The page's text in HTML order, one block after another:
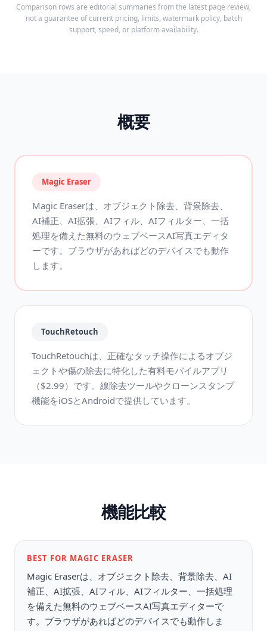
Comparison rows are editorial summaries from the latest page review,
not a guarantee of current pricing, limits, watermark policy, batch
support, speed, or platform availability.
概要
Magic Eraser
Magic Eraserは、オブジェクト除去、背景除去、
AI補正、AI拡張、AIフィル、AIフィルター、一括
処理を備えた無料のウェブベースAI写真エディタ
ーです。ブラウザがあればどのデバイスでも動作
します。
TouchRetouch
TouchRetouchは、正確なタッチ操作によるオブジ
ェクトや傷の除去に特化した有料モバイルアプリ
（$2.99）です。線除去ツールやクローンスタンプ
機能をiOSとAndroidで提供しています。
機能比較
BEST FOR MAGIC ERASER
Magic Eraserは、オブジェクト除去、背景除去、AI
補正、AI拡張、AIフィル、AIフィルター、一括処理
を備えた無料のウェブベースAI写真エディターで
す。ブラウザがあればどのデバイスでも動作しま